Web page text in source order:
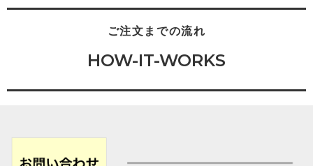
ご注文までの流れ
HOW-IT-WORKS